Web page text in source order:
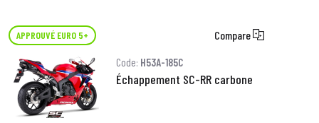
APPROUVÉ EURO 5+ Compare
Code: H53A-185C
Échappement SC-RR carbone